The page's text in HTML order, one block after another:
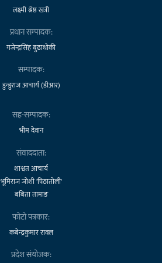
लक्ष्मी श्रेष्ठ खत्री
प्रधान सम्पादक:
गजेन्द्रसिंह बुढाथोकी
सम्पादक:
डुन्डुराज आचार्य (डीआर)
सह-सम्पादक:
भीम देवान
संवाददाता:
शाश्वत आचार्य
भूमिराज जोशी 'पिठातोली'
बबिता तामाङ
फोटो पत्रकार:
कबेन्द्रकुमार रावल
प्रदेश संयोजक: